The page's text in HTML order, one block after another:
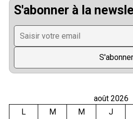
S'abonner à la
août 2026
L
M M J